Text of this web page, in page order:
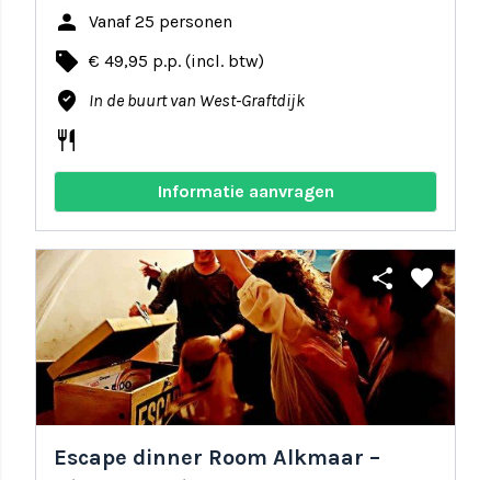
person Vanaf 25 personen
local_offer € 49,95 p.p. (incl. btw)
where_to_vote In de buurt van West-Graftdijk
restaurant
Informatie aanvragen
share favorite
Escape dinner Room Alkmaar –